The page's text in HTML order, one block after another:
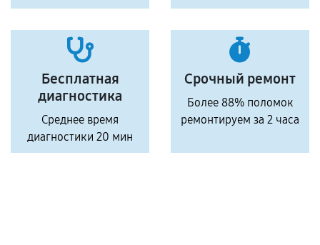
Бесплатная
диагностика
Среднее время
диагностики 20 мин
Срочный ремонт
Более 88% поломок
ремонтируем за 2 часа